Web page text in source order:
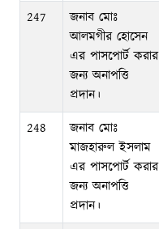
247
জনাব মোঃ
আলমগীর হোসেন
এর পাসপোর্ট করার
জন্য অনাপত্তি
প্রদান।
248
জনাব মোঃ
মাজহারুল ইসলাম
এর পাসপোর্ট করার
জন্য অনাপত্তি
প্রদান।